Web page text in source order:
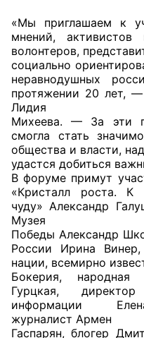
«Мы приглашаем к
мнений, активистов
волонтеров,
социально
неравнодушных
протяжении 20 лет,
Лидия
Михеева. — За эти
смогла стать
общества и власти,
удастся добиться
В форуме примут
«Кристалл роста. К
чуду» Александр
Музея
Победы Александр
России Ирина
нации, всемирно
Бокерия,
Гурцкая,
информации
журналист Армен
Гаспарян, блогер